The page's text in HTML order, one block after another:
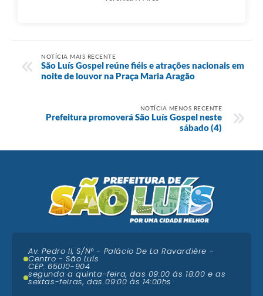
NOTÍCIA MAIS RECENTE
São Luís Gospel reúne fiéis e atrações nacionais em
noite de louvor na Praça Maria Aragão
NOTÍCIA MENOS RECENTE
Prefeitura promoverá São Luís Gospel neste
sábado (4)
Av. Pedro II, S/N° - Palácio De La Ravardière -
Centro - São Luís
CEP: 65010-904
segunda a quinta-feira, das 09:00 ás 18:00 e as
sextas-feiras, das 09:00 às 14:00hs